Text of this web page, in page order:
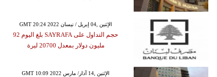
GMT 20:24 2022 الإثنين ,04 إبريل / نيسان
حجم التداول على SAYRAFA بلغ اليوم 92
مليون دولار بمعدل 20700 ليرة
GMT 10:09 2022 الإثنين ,14 آذار/ مارس